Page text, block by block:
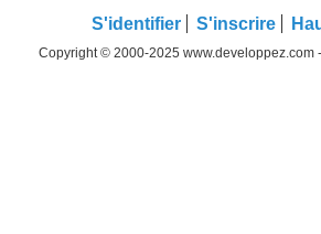
S'identifier S'inscrire
Copyright © 2000-2025 www.developpez.com -